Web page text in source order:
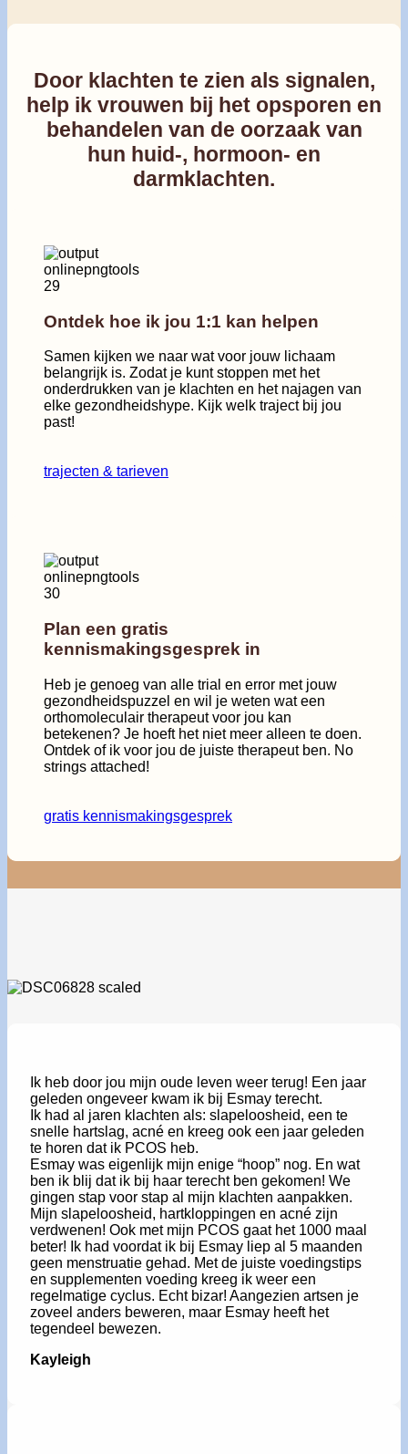
Door klachten te zien als signalen,
help ik vrouwen bij het opsporen en
behandelen van de oorzaak van
hun huid-, hormoon- en
darmklachten.
Ontdek hoe ik jou 1:1 kan helpen
Samen kijken we naar wat voor jouw lichaam
belangrijk is. Zodat je kunt stoppen met het
onderdrukken van je klachten en het najagen van
elke gezondheidshype. Kijk welk traject bij jou
past!
trajecten & tarieven
Plan een gratis
kennismakingsgesprek in
Heb je genoeg van alle trial en error met jouw
gezondheidspuzzel en wil je weten wat een
orthomoleculair therapeut voor jou kan
betekenen? Je hoeft het niet meer alleen te doen.
Ontdek of ik voor jou de juiste therapeut ben. No
strings attached!
gratis kennismakingsgesprek
Ik heb door jou mijn oude leven weer terug! Een jaar
geleden ongeveer kwam ik bij Esmay terecht.
Ik had al jaren klachten als: slapeloosheid, een te
snelle hartslag, acné en kreeg ook een jaar geleden
te horen dat ik PCOS heb.
Esmay was eigenlijk mijn enige “hoop” nog. En wat
ben ik blij dat ik bij haar terecht ben gekomen! We
gingen stap voor stap al mijn klachten aanpakken.
Mijn slapeloosheid, hartkloppingen en acné zijn
verdwenen! Ook met mijn PCOS gaat het 1000 maal
beter! Ik had voordat ik bij Esmay liep al 5 maanden
geen menstruatie gehad. Met de juiste voedingstips
en supplementen voeding kreeg ik weer een
regelmatige cyclus. Echt bizar! Aangezien artsen je
zoveel anders beweren, maar Esmay heeft het
tegendeel bewezen.
Kayleigh